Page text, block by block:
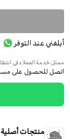
أبلغني عند التوفر
ممثل خدمة العملاء في
اتصل للحصول على
منتجات أصلية